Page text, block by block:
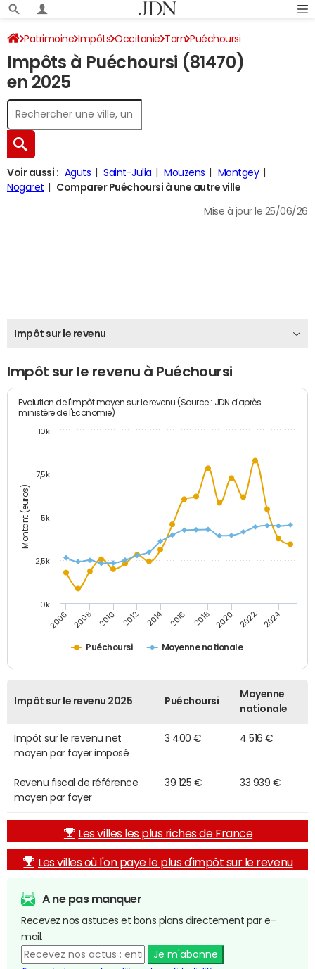
Patrimoine Impôts Occitanie Tarn Puéchoursi
Impôt sur le revenu
Impôts à Puéchoursi (81470)
en 2025
Voir aussi : Aguts Saint-Julia Mouzens
Montgey
Nogaret
Comparer Puéchoursi à une autre ville
Mise à jour le 25/06/26
Impôt sur le revenu
Impôt sur le revenu à Puéchoursi
Montant (euros)
Evolution de l'impôt moyen sur le revenu (Source : JDN d'après
ministère de l'Economie)
Puéchoursi Moyenne nationale
2006 2008 2010 2012 2014 2016 2018 2020 2022 2024
0k
2,5k
5k
7,5k
10k
Impôt sur le revenu 2025 Puéchoursi
Moyenne
nationale
Impôt sur le revenu net
moyen par foyer imposé
3 400 € 4 516 €
Revenu fiscal de référence
moyen par foyer
39 125 € 33 939 €
Les villes les plus riches de France
Les villes où l'on paye le plus d'impôt sur le revenu
A ne pas manquer
Recevez nos astuces et bons plans directement par e-
mail.
Je m'abonne